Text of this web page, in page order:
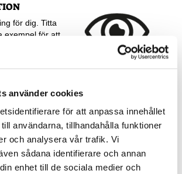
använder cookies
för att anpassa innehållet
användarna, tillhandahålla funktioner
och analysera vår trafik. Vi
sådana identifierare och annan
enhet till de sociala medier och
för dig. Titta
exempel för att
din tomt så du vet
tips och råd.
kan du begära
rita, skicka in
redan har eller